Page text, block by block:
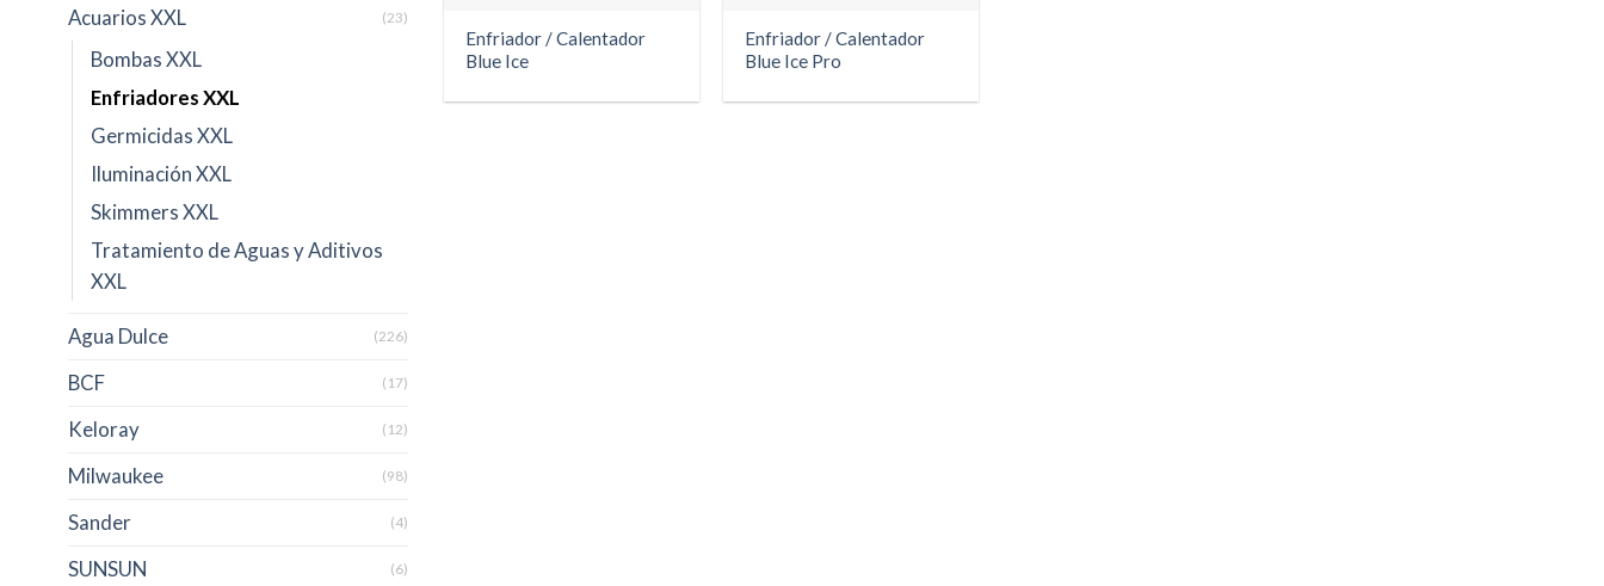
Acuarios XXL (23)
Bombas XXL
Enfriadores XXL
Germicidas XXL
Iluminación XXL
Skimmers XXL
Tratamiento de Aguas y Aditivos
XXL
Agua Dulce (226)
BCF (17)
Keloray (12)
Milwaukee (98)
Sander (4)
SUNSUN (6)
Enfriador / Calentador
Blue Ice
Enfriador / Calentador
Blue Ice Pro